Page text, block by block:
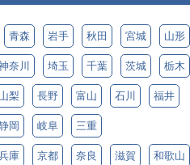
青森 岩手 秋田 宮城 山形
奈川 埼玉 千葉 茨城 栃木
山梨 長野 富山 石川 福井
岡 岐阜 三重
庫 京都 奈良 滋賀 和歌山